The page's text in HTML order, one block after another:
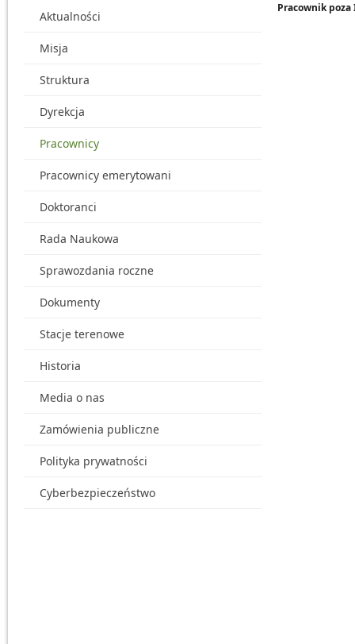
Aktualności
Misja
Struktura
Dyrekcja
Pracownicy
Pracownicy emerytowani
Doktoranci
Rada Naukowa
Sprawozdania roczne
Dokumenty
Stacje terenowe
Historia
Media o nas
Zamówienia publiczne
Polityka prywatności
Cyberbezpieczeństwo
Pracownik poza